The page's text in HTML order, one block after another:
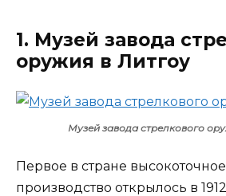
1. Музей завода
оружия в Литгоу
Музей завода стрелкового
Первое в стране
производство открылось в